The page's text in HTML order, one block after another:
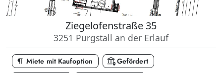
Ziegelofenstraße 35
3251 Purgstall an der Erlauf
format_paragraph Miete mit Kaufoption assured_workloadGefördert